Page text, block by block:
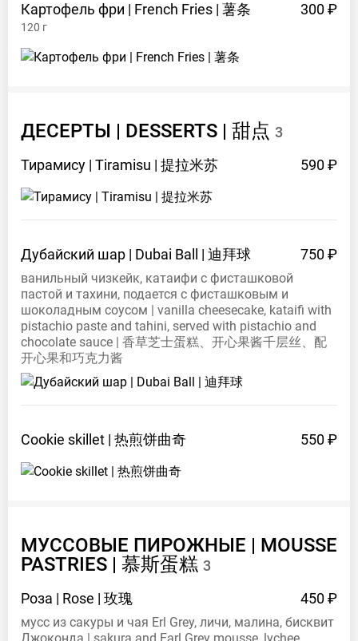
Картофель фри | French Fries | 薯条 300 ₽
120 г
ДЕСЕРТЫ | DESSERTS | 甜点 3
Тирамису | Tiramisu | 提拉米苏 590 ₽
Дубайский шар | Dubai Ball | 迪拜球 750 ₽
ванильный чизкейк, катаифи с фисташковой
пастой и тахини, подается с фисташковым и
шоколадным соусом | vanilla cheesecake, kataifi with
pistachio paste and tahini, served with pistachio and
chocolate sauce | 香草芝士蛋糕、开心果酱千层丝、配
开心果和巧克力酱
Cookie skillet | 热煎饼曲奇 550 ₽
МУССОВЫЕ ПИРОЖНЫЕ | MOUSSE
PASTRIES | 慕斯蛋糕 3
Роза | Rose | 玫瑰 450 ₽
мусс из сакуры и чая Erl Grey, личи, малина, бисквит